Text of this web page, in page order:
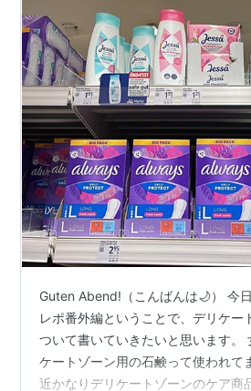
Guten Abend!（こんばんは🌙） 今
レポ番外編ということで、デリケー
ついて書いていきたいと思います。
ケートゾーン用の石鹸って使われて
近かなりデリケートゾーンのケア商